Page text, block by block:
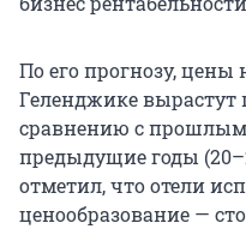
По его прогнозу,
Геленджике вырастут
сравнению с прошлым
предыдущие годы
отметил, что отели
ценообразование —